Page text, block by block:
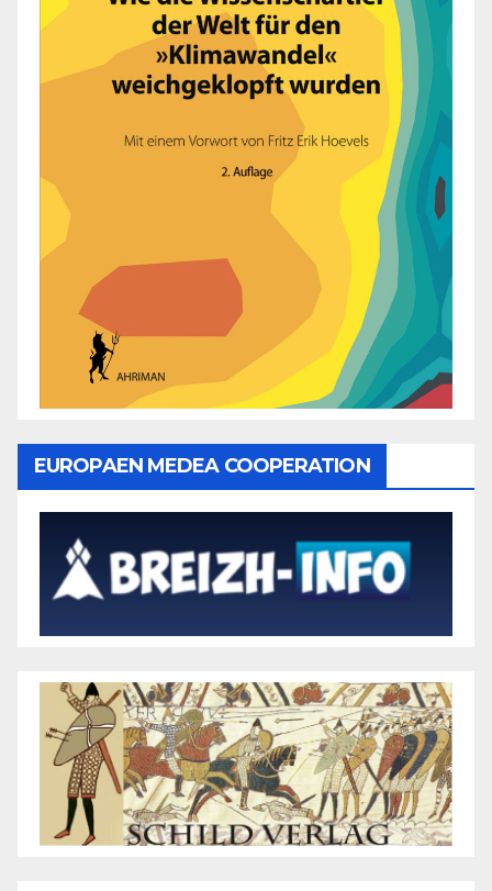
EUROPAEN MEDEA COOPERATION